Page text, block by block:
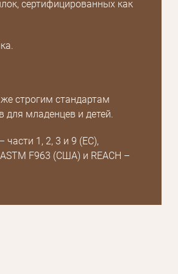
сертифицированных как
строгим стандартам
для младенцев и детей.
части 1, 2, 3 и 9 (ЕС),
F963 (США) и REACH –